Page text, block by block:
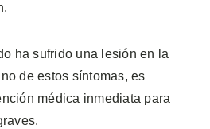
ha sufrido una lesión en la
de estos síntomas, es
médica inmediata para